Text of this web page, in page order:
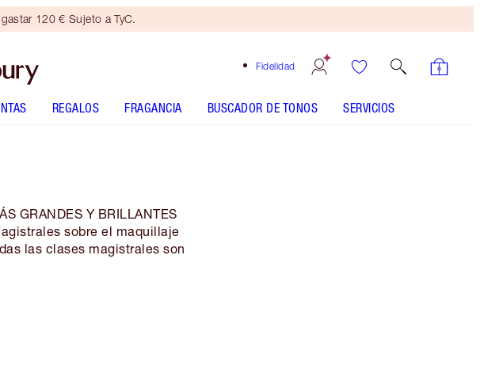
120 € Sujeto a TyC.
Fidelidad
REGALOS FRAGANCIA BUSCADOR DE TONOS SERVICIOS
GRANDES Y BRILLANTES
sobre el maquillaje
las clases magistrales son